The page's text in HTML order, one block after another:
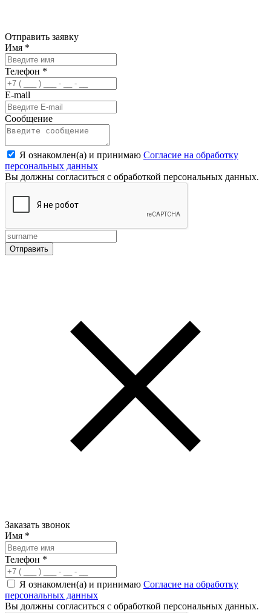
Отправить заявку
Имя *
Телефон *
E-mail
Сообщение
Я ознакомлен(а) и принимаю Согласие на обработку
персональных данных
Вы должны согласиться с обработкой персональных данных.
Заказать звонок
Имя *
Телефон *
Я ознакомлен(а) и принимаю Согласие на обработку
персональных данных
Вы должны согласиться с обработкой персональных данных.